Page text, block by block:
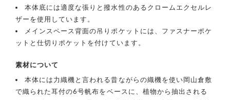
本体底には適度な張りと撥水性のあるクロームエクセルレ
ザーを使用しています。
メインスペース背面の吊りポケットには、ファスナーポケ
ットと仕切りポケットを付けています。
素材について
本体には力織機と言われる昔ながらの織機を使い岡山倉敷
で織られた耳付の6号帆布をベースに、植物から抽出される